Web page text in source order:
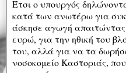
Έτσι ο υπουργός
κατά των ανωτέρω για
άσκησε αγωγή απαιτώντας
ευρώ, για την ηθική του
του, αλλά για να τα
νοσοκομείο Καστοριάς,